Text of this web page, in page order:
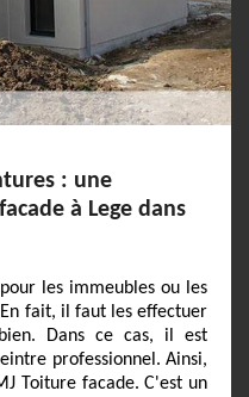
: une
à Lege dans
les immeubles ou les
fait, il faut les effectuer
Dans ce cas, il est
professionnel. Ainsi,
Toiture facade. C'est un